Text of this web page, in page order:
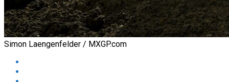
Simon Laengenfelder / MXGP.com